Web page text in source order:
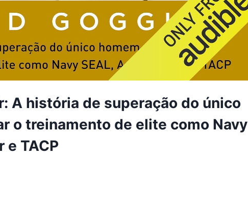
A história de superação do único
o treinamento de elite como Navy
e TACP